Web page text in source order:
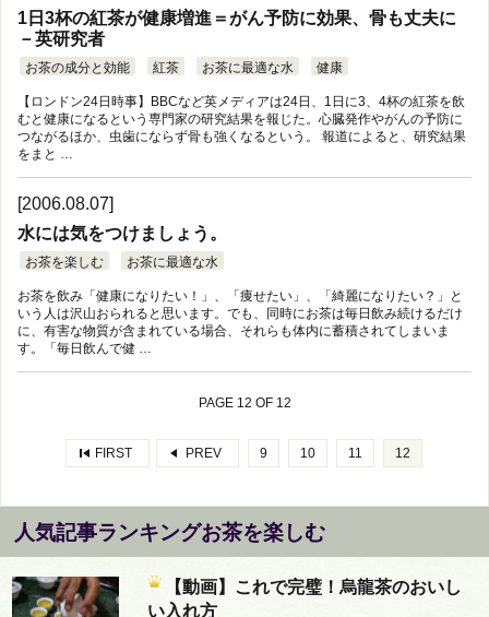
1日3杯の紅茶が健康増進＝がん予防に効果、骨も丈夫に
－英研究者
お茶の成分と効能 紅茶 お茶に最適な水 健康
【ロンドン24日時事】BBCなど英メディアは24日、1日に3、4杯の紅茶を飲
むと健康になるという専門家の研究結果を報じた。心臓発作やがんの予防に
つながるほか、虫歯にならず骨も強くなるという。 報道によると、研究結果
をまと …
[2006.08.07]
水には気をつけましょう。
お茶を楽しむ お茶に最適な水
お茶を飲み「健康になりたい！」、「痩せたい」、「綺麗になりたい？」と
いう人は沢山おられると思います。でも、同時にお茶は毎日飲み続けるだけ
に、有害な物質が含まれている場合、それらも体内に蓄積されてしまいま
す。「毎日飲んで健 …
PAGE 12 OF 12
FIRST PREV 9 10 11 12
人気記事ランキングお茶を楽しむ
【動画】これで完璧！烏龍茶のおいし
い入れ方